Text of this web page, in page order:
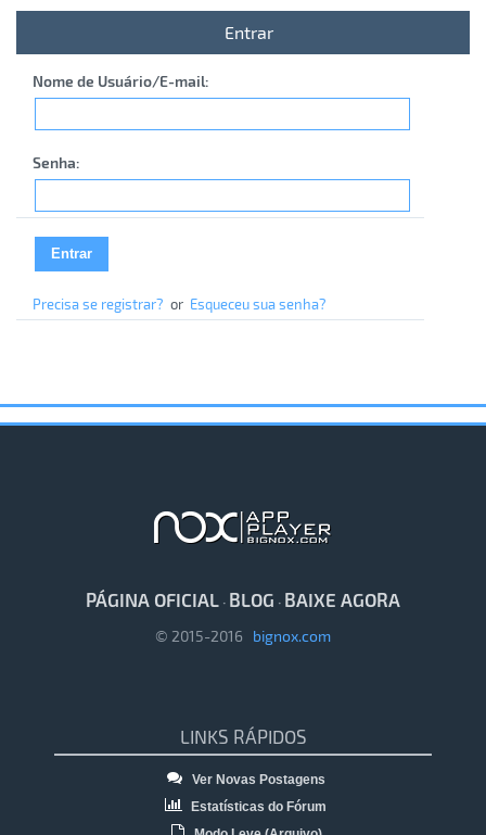
Entrar
Nome de Usuário/E-mail:
Senha:
Precisa se registrar? or Esqueceu sua senha?
PÁGINA OFICIAL · BLOG · BAIXE AGORA
© 2015-2016 bignox.com
LINKS RÁPIDOS
Ver Novas Postagens
Estatísticas do Fórum